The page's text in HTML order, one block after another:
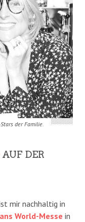
der Familie.
AUF DER
mir nachhaltig in
World-Messe in